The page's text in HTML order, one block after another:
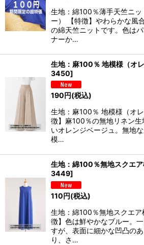
生地：綿100％薄手天竺ニ
ー） 【特徴】やわらかな風
の綿天竺ニットです。色は
ナーか…
生地：麻100％ 地模様（オレ
3450]
190円(税込)
生地：麻100％ 地模様（オ
徴】麻100％の無地リネン生
いオレンジベージュ。無地
模…
生地：綿100％無地スクエア
3449]
110円(税込)
生地：綿100％無地スクエ
徴】色は鮮やかなブルー。
すが、表面に細かな凹凸の
り、さ…